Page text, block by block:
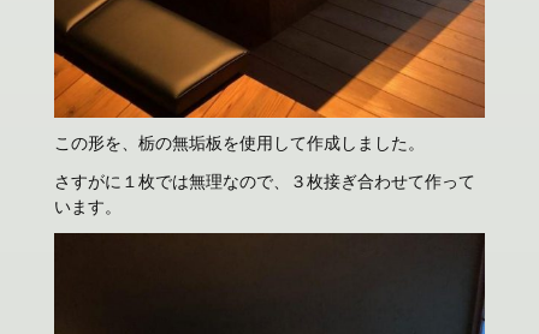
この形を、栃の無垢板を使用して作成しました。
さすがに１枚では無理なので、３枚接ぎ合わせて作って
います。